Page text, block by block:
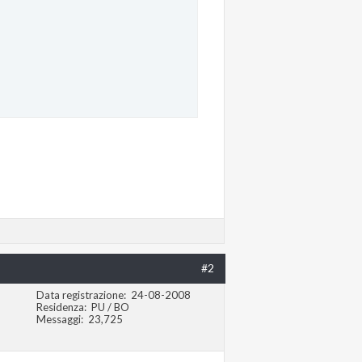
#2
Data registrazione
24-08-2008
Residenza
PU / BO
Messaggi
23,725